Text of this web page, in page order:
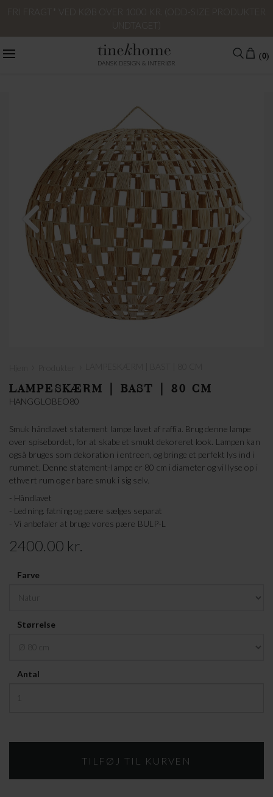
DANSK DESIGN & INTERIØR
(0)
LAMPESKÆRM | BAST | 80 CM
HANGGLOBEO80
Smuk håndlavet statement lampe lavet af raffia. Brug denne lampe
over spisebordet, for at skabe et smukt dekoreret look. Lampen kan
også bruges som dekoration i entreen, og bringe et perfekt lys ind i
rummet. Denne statement-lampe er 80 cm i diameter og vil lyse op i
ethvert rum og er bare smuk i sig selv.
- Håndlavet
- Ledning. fatning og pære sælges separat
- Vi anbefaler at bruge vores pære BULP-L
2400.00 kr.
Farve
Størrelse
Antal